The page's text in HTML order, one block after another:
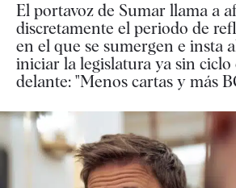
El portavoz de Sumar llama a
discretamente el periodo de
en el que se sumergen e insta
iniciar la legislatura ya sin
delante: "Menos cartas y más